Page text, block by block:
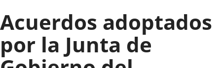
externa.
Acuerdos adoptados
por la Junta de